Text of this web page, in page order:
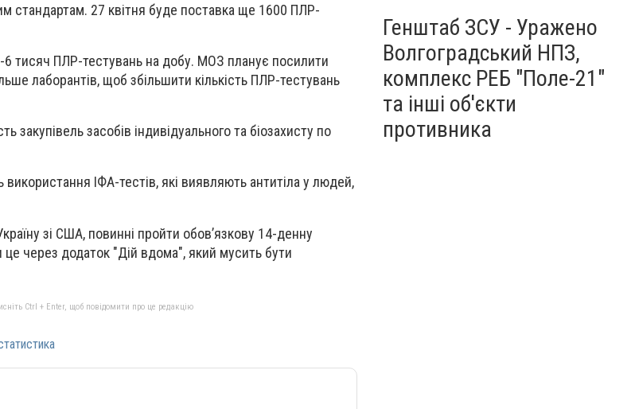
стандартам. 27 квітня буде поставка ще 1600 ПЛР-
6 тисяч ПЛР-тестувань на добу. МОЗ планує посилити
лаборантів, щоб збільшити кількість ПЛР-тестувань
закупівель засобів індивідуального та біозахисту по
ІФА-тестів, які виявляють антитіла у людей,
зі США, повинні пройти обов’язкову 14-денну
через додаток "Дій вдома", який мусить бути
Ctrl + Enter, щоб повідомити про це редакцію
Генштаб ЗСУ - Уражено
Волгоградський НПЗ,
комплекс РЕБ "Поле-21"
та інші об'єкти
противника